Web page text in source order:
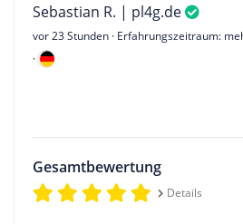
Sebastian R. | pl4g.de
vor 23 Stunden · Erfahrungszeitraum:
·
Gesamtbewertung
Details